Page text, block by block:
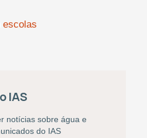
escolas
IAS
notícias sobre água e
do IAS